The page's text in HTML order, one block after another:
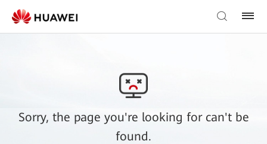
Sorry, the page you're looking for can't be
found.